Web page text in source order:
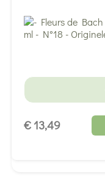
€ 13,49